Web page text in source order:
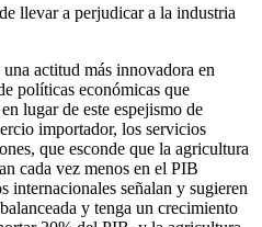
llevar a perjudicar a la industria
actitud más innovadora en
políticas económicas que
lugar de este espejismo de
importador, los servicios
que esconde que la agricultura
cada vez menos en el PIB
internacionales señalan y sugieren
y tenga un crecimiento